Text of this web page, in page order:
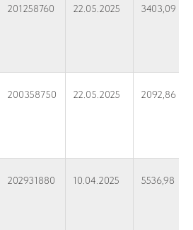
201258760 22.05.2025 3403,09
200358750 22.05.2025 2092,86
202931880 10.04.2025 5536,98